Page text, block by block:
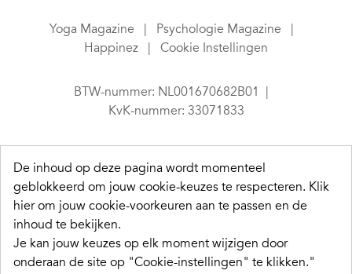
Yoga Magazine
Psychologie Magazine
Happinez
Cookie Instellingen
BTW-nummer: NL001670682B01
KvK-nummer: 33071833
De inhoud op deze pagina wordt momenteel
geblokkeerd om jouw cookie-keuzes te respecteren. Klik
hier om jouw cookie-voorkeuren aan te passen en de
inhoud te bekijken.
Je kan jouw keuzes op elk moment wijzigen door
onderaan de site op "Cookie-instellingen" te klikken."